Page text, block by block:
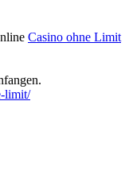
Casino ohne Limit
limit/